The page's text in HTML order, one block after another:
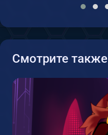
Смотрите также